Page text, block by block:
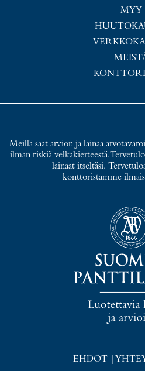
MYY
Meillä saat arvion ja lainaa
ilman riskiä velkakierteestä.
lainaat itseltäsi.
konttoristamme
EHDOT